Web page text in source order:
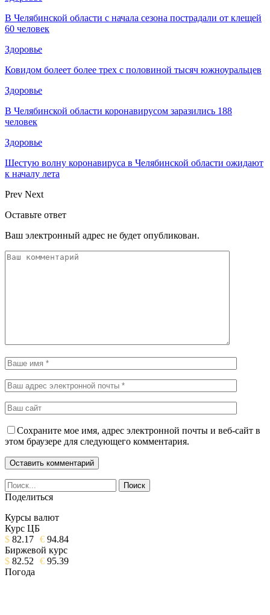
В Челябинской области с начала сезона пострадали от клещей
60 человек
Здоровье
Ковидом болеет более трех с половиной тысяч южноуральцев
Здоровье
В Челябинской области коронавирусом заразились 188
человек
Здоровье
Шестую волну коронавируса в Челябинской области ожидают
к началу лета
Prev Next
Оставьте ответ
Ваш электронный адрес не будет опубликован.
Сохраните мое имя, адрес электронной почты и веб-сайт в
этом браузере для следующего комментария.
Поделиться
Курсы валют
Курс ЦБ
$ 82.17 € 94.84
Биржевой курс
$ 82.52 € 95.39
Погода